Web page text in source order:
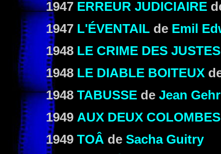
1947 ERREUR JUDICIAIRE
1947 L'ÉVENTAIL de Emil
1948 LE CRIME DES JUSTES
1948 LE DIABLE BOITEUX
1948 TABUSSE de Jean
1949 AUX DEUX COLOMBES
1949 TOÂ de Sacha Guitry